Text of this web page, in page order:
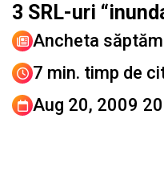
3 SRL-uri
Ancheta
7 min. timp de
Aug 20, 2009